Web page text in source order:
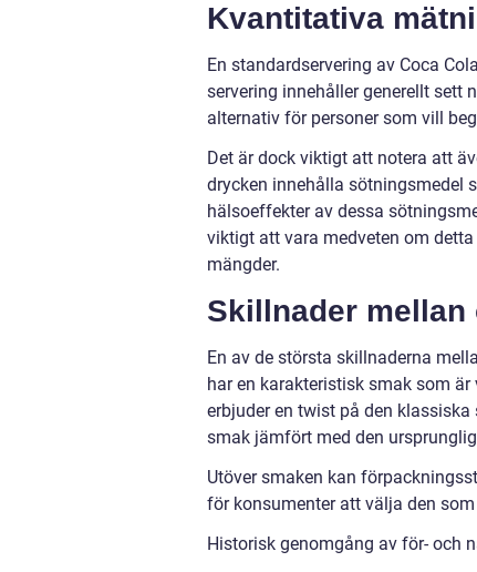
Kvantitativa
En standardservering av Coca
servering innehåller generellt sett
alternativ för personer som vill
Det är dock viktigt att notera att
drycken innehålla sötningsmedel
hälsoeffekter av dessa
viktigt att vara medveten om
mängder.
Skillnader mellan
En av de största skillnaderna
har en karakteristisk smak som
erbjuder en twist på den
smak jämfört med den
Utöver smaken kan
för konsumenter att välja den
Historisk genomgång av för- och